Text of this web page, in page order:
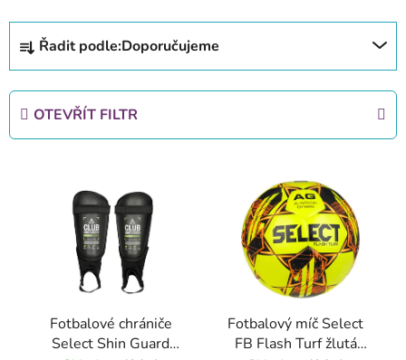
Ř
z
e
Řadit podle:Doporučujeme
OTEVŘÍT FILTR
Fotbalové chrániče
Select Shin Guard
Fotbalový míč Select
FB Flash Turf žlutá